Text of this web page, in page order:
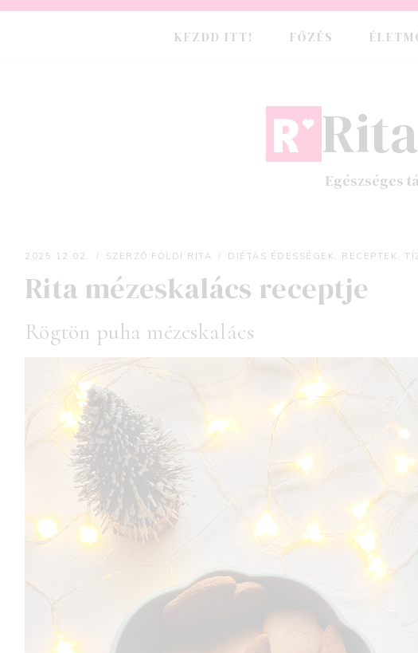
Skip
KEZDD ITT! FŐZÉS
Egészséges
Földi Rita
RECEPTEK
EGÉSZSÉGES TÁPLÁLKOZÁSRÓL SZÓLÓ
CIKKEK
DIÉTÁS ÉTREND
FOGYÓKÚRA
KIKAPCSOLÓDÁS
TESTMOZGÁS
BLOGGER ÉLET
2025.12.02. SZERZŐ: FÖLDI RITA DIÉTÁS ÉDESSÉGEK RECEPTEK
Rita mézeskalács receptje
Rögtön puha mézeskalács